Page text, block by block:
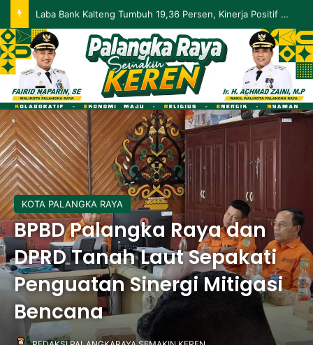
Palangka Raya Perluas Digitalisasi Perlindungan Sosial, Perkuat Akurasi Data dan Penyaluran Bansos
KOTA PALANGKA RAYA
BPBD Palangka Raya dan
DPRD Tanah Laut Sepakati
Penguatan Sinergi Mitigasi
Bencana